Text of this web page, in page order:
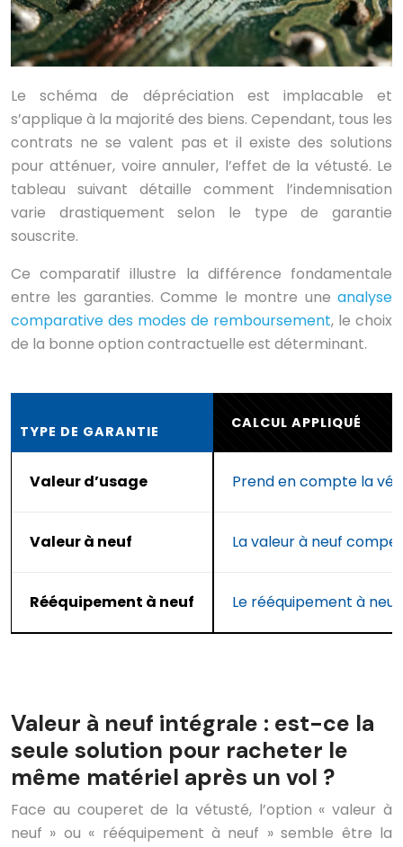
Le schéma de dépréciation est implacable et
s’applique à la majorité des biens. Cependant, tous les
contrats ne se valent pas et il existe des solutions
pour atténuer, voire annuler, l’effet de la vétusté. Le
tableau suivant détaille comment l’indemnisation
varie drastiquement selon le type de garantie
souscrite.
Ce comparatif illustre la différence fondamentale
entre les garanties. Comme le montre une analyse
comparative des modes de remboursement, le choix
de la bonne option contractuelle est déterminant.
TYPE DE GARANTIE CALCUL APPLIQUÉ
Valeur d’usage Prend en compte la
Valeur à neuf La valeur à neuf
Rééquipement à neuf Le rééquipement à
Valeur à neuf intégrale : est-ce la
seule solution pour racheter le
même matériel après un vol ?
Face au couperet de la vétusté, l’option « valeur à
neuf » ou « rééquipement à neuf » semble être la